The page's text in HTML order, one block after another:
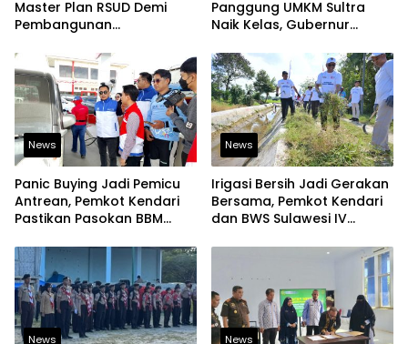
Master Plan RSUD Demi
Pembangunan
Panggung UMKM Sultra
Naik Kelas, Gubernur
Tembus Pasar Ekspor
News
Panic Buying Jadi Pemicu
Antrean, Pemkot Kendari
Pastikan Pasokan BBM
News
Irigasi Bersih Jadi Gerakan
Bersama, Pemkot Kendari
dan BWS Sulawesi IV
Pangan
News News